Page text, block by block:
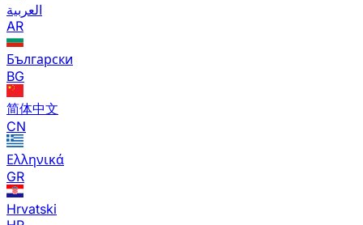
العربية
AR
Български
BG
简体中文
CN
Ελληνικά
GR
Hrvatski